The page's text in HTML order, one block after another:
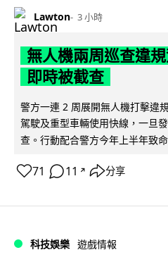
Lawton 3 小時
無人機兩周巡查違
即時被截查
警方一連 2 周展開無人機打擊違
駕駛及重型車輛使用快線，一旦
查。行動配合警方今年上半年致
71 11 ↗ 分享
科技娛樂 遊戲情報